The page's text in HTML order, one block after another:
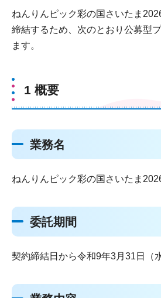
ねんりんピック彩の国さいたま
締結するため、次のとおり公募型
ます。
1 概要
業務名
ねんりんピック彩の国さいたま
委託期間
契約締結日から令和9年3月31日（